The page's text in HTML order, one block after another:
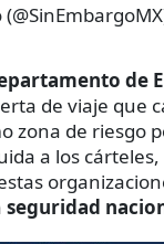
de
de viaje que
zona de riesgo
a los
seguridad